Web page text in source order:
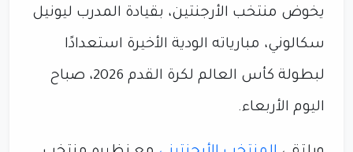
يخوض منتخب الأرجنتين، بقيادة المدرب ليونيل
سكالوني، مبارياته الودية الأخيرة استعدادًا
لبطولة كأس العالم لكرة القدم 2026، صباح
اليوم الأربعاء.